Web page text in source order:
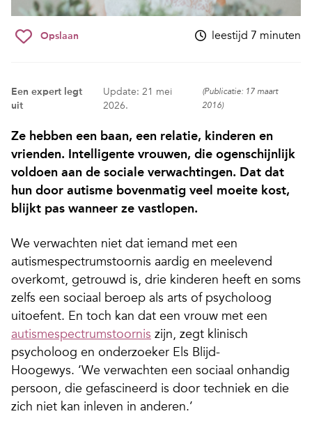
Opslaan leestijd 7 minuten
Een expert legt
uit
Update: 21 mei
2026.
(Publicatie: 17 maart
2016)
Ze hebben een baan, een relatie, kinderen en
vrienden. Intelligente vrouwen, die ogenschijnlijk
voldoen aan de sociale verwachtingen. Dat dat
hun door autisme bovenmatig veel moeite kost,
blijkt pas wanneer ze vastlopen.
We verwachten niet dat iemand met een
autismespectrumstoornis aardig en meelevend
overkomt, getrouwd is, drie kinderen heeft en soms
zelfs een sociaal beroep als arts of psycholoog
uitoefent. En toch kan dat een vrouw met een
autismespectrumstoornis zijn, zegt klinisch
psycholoog en onderzoeker Els Blijd-
Hoogewys. ‘We verwachten een sociaal onhandig
persoon, die gefascineerd is door techniek en die
zich niet kan inleven in anderen.’